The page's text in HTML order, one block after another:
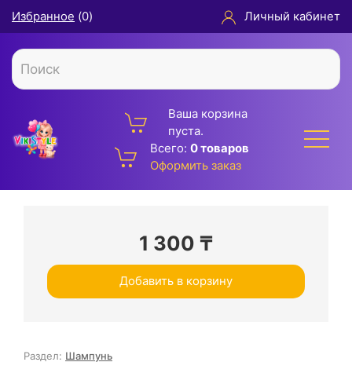
Избранное (0) Личный кабинет
Ваша корзина
пуста.
Всего: 0 товаров
Оформить заказ
1 300 ₸
Добавить в корзину
Раздел: Шампунь